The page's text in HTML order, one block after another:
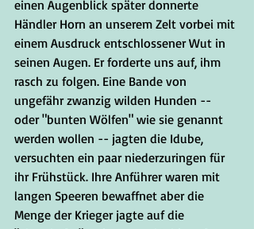
einen Augenblick später donnerte
Händler Horn an unserem Zelt vorbei mit
einem Ausdruck entschlossener Wut in
seinen Augen. Er forderte uns auf, ihm
rasch zu folgen. Eine Bande von
ungefähr zwanzig wilden Hunden --
oder "bunten Wölfen" wie sie genannt
werden wollen -- jagten die Idube,
versuchten ein paar niederzuringen für
ihr Frühstück. Ihre Anführer waren mit
langen Speeren bewaffnet aber die
Menge der Krieger jagte auf die